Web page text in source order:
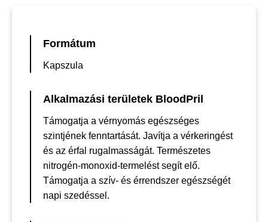
Formátum
Kapszula
Alkalmazási területek BloodPril
Támogatja a vérnyomás egészséges
szintjének fenntartását. Javítja a vérkeringést
és az érfal rugalmasságát. Természetes
nitrogén-monoxid-termelést segít elő.
Támogatja a szív- és érrendszer egészségét
napi szedéssel.